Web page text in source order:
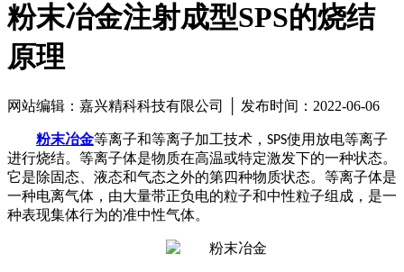
粉末冶金注射成型SPS的烧结
原理
网站编辑：嘉兴精科科技有限公司 │ 发布时间：2022-06-06
粉末冶金等离子和等离子加工技术， SPS使用放电等离子
进行烧结。等离子体是物质在高温或特定激发下的一种状态。
它是除固态、液态和气态之外的第四种物质状态。等离子体是
一种电离气体，由大量带正负电的粒子和中性粒子组成，是一
种表现集体行为的准中性气体。